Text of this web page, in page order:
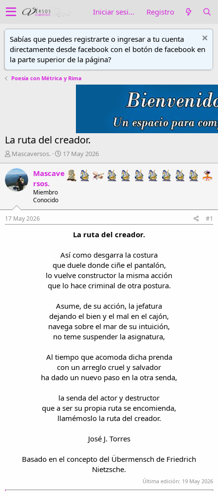
Iniciar sesión Registro
Sabías que puedes registrarte o ingresar a tu cuenta
directamente desde facebook con el botón de facebook en
la parte superior de la página?
Poesía con Métrica y Rima
La ruta del creador.
A
u
t
o
r
e
h
i
Mascaversos.
F
e
c
n
o
17 May 2026
Mascave
rsos.
Miembro
Conocido
17 May 2026 #1
La ruta del creador.
Así como desgarra la costura
que duele donde ciñe el pantalón,
lo vuelve constructor la misma acción
que lo hace criminal de otra postura.
Asume, de su acción, la jefatura
dejando el bien y el mal en el cajón,
navega sobre el mar de su intuición,
no teme suspender la asignatura,
Al tiempo que acomoda dicha prenda
con un arreglo cruel y salvador
ha dado un nuevo paso en la otra senda,
la senda del actor y destructor
que a ser su propia ruta se encomienda,
llamémoslo la ruta del creador.
José J. Torres
Basado en el concepto del Übermensch de Friedrich
Nietzsche.​
Última edición: 19 May 2026